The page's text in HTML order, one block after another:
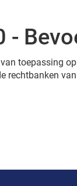
-
toepassing
rechtbanken